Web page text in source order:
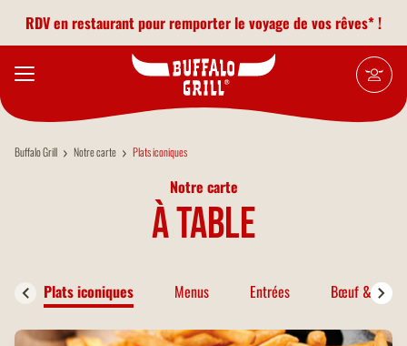
RDV en restaurant pour remporter le voyage de vos rêves* !
Buffalo Grill Notre carte Plats iconiques
Notre carte
à table
Plats iconiques Menus Entrées Bœuf & Bison